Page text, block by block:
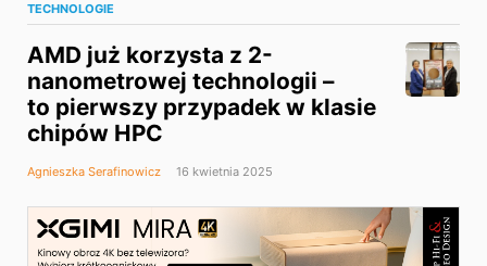
TECHNOLOGIE
AMD już korzysta z 2-
nanometrowej technologii –
to pierwszy przypadek w klasie
chipów HPC
Agnieszka Serafinowicz 16 kwietnia 2025